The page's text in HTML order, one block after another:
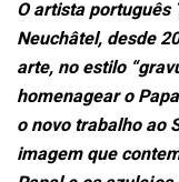
O artista português
Neuchâtel, desde
arte, no estilo
homenagear o
o novo trabalho ao
imagem que